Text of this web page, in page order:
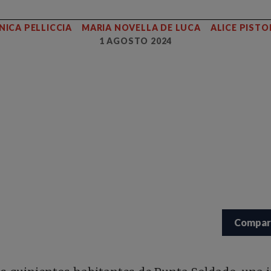
PELLICCIA MARIA NOVELLA DE LUCA
ALICE
1 AGOSTO 2024